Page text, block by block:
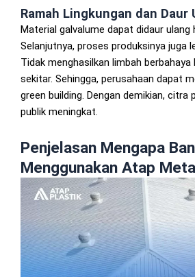
Ramah Lingkungan dan Daur
Material galvalume dapat didaur ulang
Selanjutnya, proses produksinya juga
Tidak menghasilkan limbah berbahaya
sekitar. Sehingga, perusahaan dapat
green building. Dengan demikian, citra
publik meningkat.
Penjelasan Mengapa
Menggunakan Atap Metal